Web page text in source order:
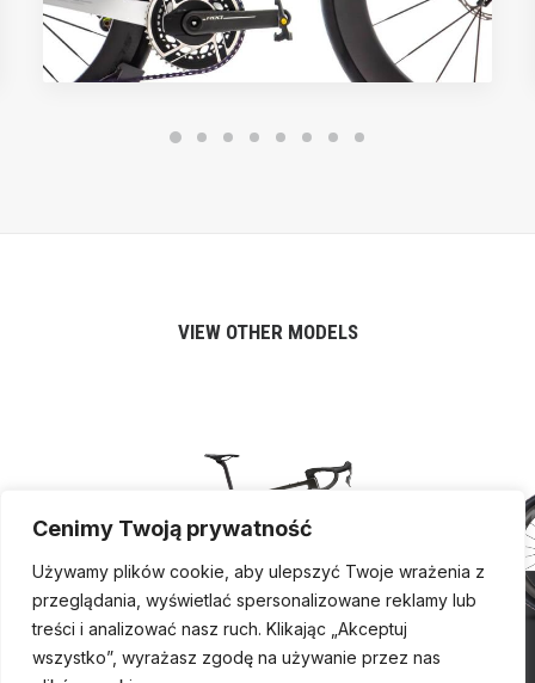
Cenimy Twoją prywatność
Używamy plików cookie, aby ulepszyć Twoje wrażenia z
przeglądania, wyświetlać spersonalizowane reklamy lub
treści i analizować nasz ruch. Klikając „Akceptuj
wszystko”, wyrażasz zgodę na używanie przez nas
VIEW OTHER MODELS